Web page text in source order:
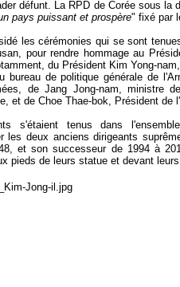
défunt. La RPD de Corée sous la
pays puissant et prospère" fixé par
les cérémonies qui se sont
pour rendre hommage au
du Président Kim Yong-
bureau de politique générale de
de Jang Jong-nam, ministre
et de Choe Thae-bok, Président de
s'étaient tenus dans
les deux anciens dirigeants
et son successeur de 1994 à
pieds de leurs statue et devant